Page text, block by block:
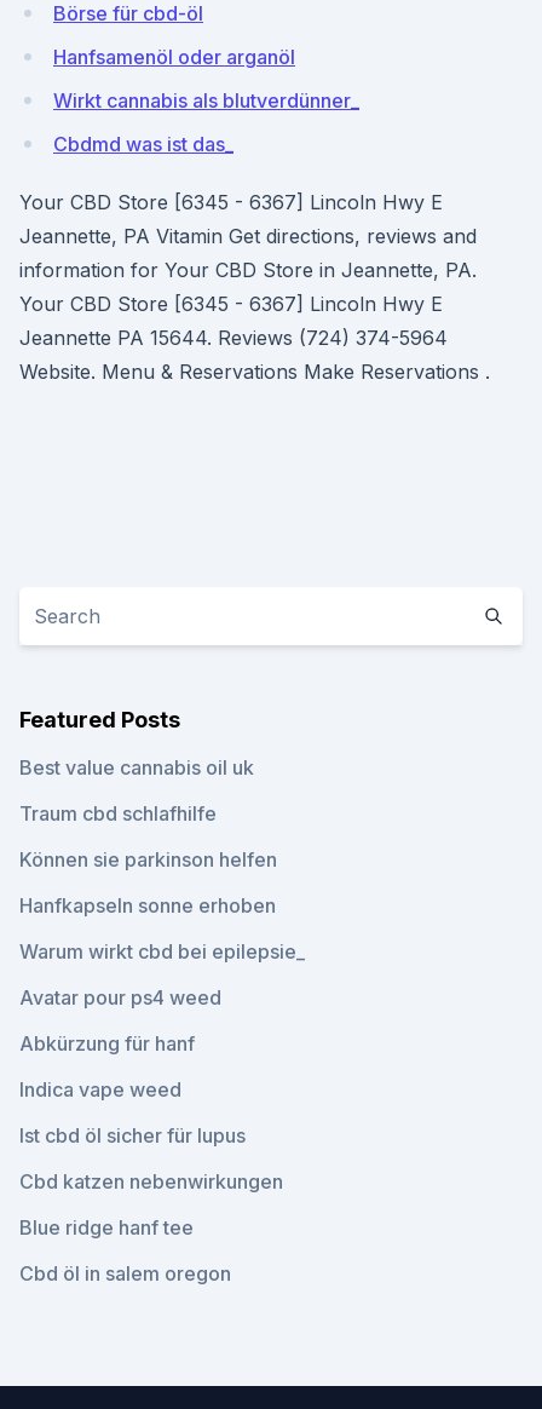
Börse für cbd-öl
Hanfsamenöl oder arganöl
Wirkt cannabis als blutverdünner_
Cbdmd was ist das_
Your CBD Store [6345 - 6367] Lincoln Hwy E
Jeannette, PA Vitamin Get directions, reviews and
information for Your CBD Store in Jeannette, PA.
Your CBD Store [6345 - 6367] Lincoln Hwy E
Jeannette PA 15644. Reviews (724) 374-5964
Website. Menu & Reservations Make Reservations .
Featured Posts
Best value cannabis oil uk
Traum cbd schlafhilfe
Können sie parkinson helfen
Hanfkapseln sonne erhoben
Warum wirkt cbd bei epilepsie_
Avatar pour ps4 weed
Abkürzung für hanf
Indica vape weed
Ist cbd öl sicher für lupus
Cbd katzen nebenwirkungen
Blue ridge hanf tee
Cbd öl in salem oregon